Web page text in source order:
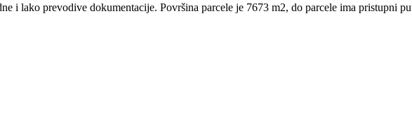
i lako prevodive dokumentacije. Površina parcele je 7673 m2, do parcele ima pristupni